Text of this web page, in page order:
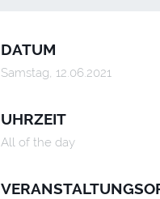
DATUM
Samstag, 12.06.2021
UHRZEIT
All of the day